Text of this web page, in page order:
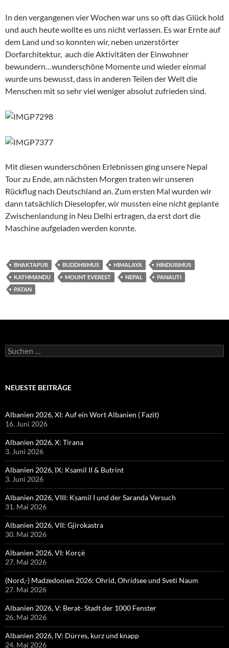
In den vergangenen vier Wochen war uns so oft das Glück hold
und auch heute wollte es uns nicht verlassen. Es war Ernte auf
dem Land und so konnten wir, neben unzerstörter
Dorfarchitektur, auch die Aktivitäten der Einwohner
bewundern…wunderschöne Momente und wieder einmal
wurde uns bewusst, dass in anderen Teilen der Welt die
Menschen mit so sehr viel weniger absolut zufrieden sind.
Mit diesen wunderschönen Erlebnissen ging unsere Nepal
Tour zu Ende, am nächsten Morgen traten wir unseren
Rückflug nach Deutschland an. Zum ersten Mal wurden wir
dann tatsächlich Dieselopfer, wir mussten eine nicht geplante
Zwischenlandung in Neu Delhi ertragen, da erst dort die
Maschine aufgeladen werden konnte.
BHAKTAPUR BUDDHISMUS HIMALAYA
HINDUISMUS
KATHMANDU
MOUNT EVEREST NEPAL
PANAUTI
PATAN
Suchen
nach:
NEUESTE BEITRÄGE
Albanien 2026, XI: Auf ein Wort Albanien ( Fazit)
16. Juni 2026
Albanien 2026, X: Tirana
3. Juni 2026
Albanien 2026, IX: Ksamil II & Butrint
3. Juni 2026
Albanien 2026, VIII: Ksamil I und der Saranda Versuch
31. Mai 2026
Albanien 2026, VII: Gjirokastra
30. Mai 2026
Albanien 2026, VI: Korçë
27. Mai 2026
(Nord,-) Madzedonien 2026: Ohrid, Ohridsee und Sveti Naum
27. Mai 2026
Albanien 2026, V: Berat- Stadt der 1000 Fenster
26. Mai 2026
Albanien 2026, IV: Dürres, kurz und knapp
24. Mai 2026